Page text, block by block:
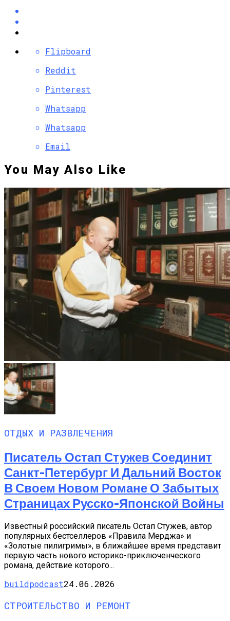
Flipboard
Reddit
Pinterest
Whatsapp
Whatsapp
Email
You May Also Like
ОТДЫХ И РАЗВЛЕЧЕНИЯ
Писатель Остап Стужев Соединит
Санкт-Петербург И Дальний Восток
В Своем Новом Романе О Забытых
Страницах Русско-Японской Войны
Известный российский писатель Остап Стужев, автор
популярных бестселлеров «Правила Мерджа» и
«Золотые пилигримы», в ближайшее время представит
первую часть нового историко-приключенческого
романа, действие которого...
buildpodcast24.06.2026
СТРОИТЕЛЬСТВО И РЕМОНТ